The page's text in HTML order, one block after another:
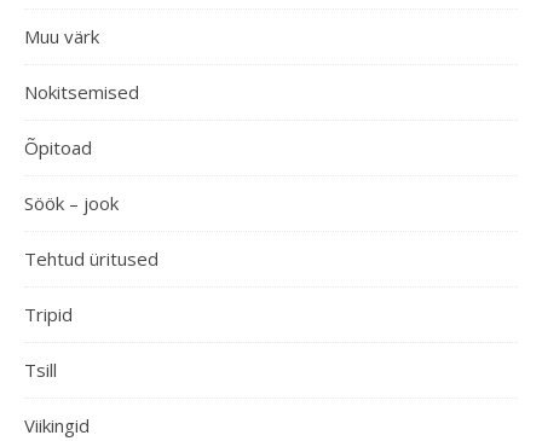
Muu värk
Nokitsemised
Õpitoad
Söök – jook
Tehtud üritused
Tripid
Tsill
Viikingid